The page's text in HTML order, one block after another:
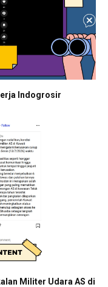
Indogrosir
Militer Udara AS di